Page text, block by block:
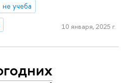
не учеба
10 января, 2025 г.